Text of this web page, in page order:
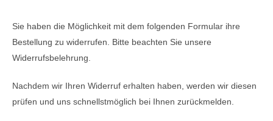
Sie haben die Möglichkeit mit dem folgenden Formular ihre
Bestellung zu widerrufen. Bitte beachten Sie unsere
Widerrufsbelehrung.
Nachdem wir Ihren Widerruf erhalten haben, werden wir diesen
prüfen und uns schnellstmöglich bei Ihnen zurückmelden.